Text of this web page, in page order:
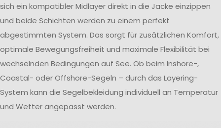
sich ein kompatibler Midlayer direkt in die Jacke einzippen
und beide Schichten werden zu einem perfekt
abgestimmten System. Das sorgt für zusätzlichen Komfort,
optimale Bewegungsfreiheit und maximale Flexibilität bei
wechselnden Bedingungen auf See. Ob beim Inshore-,
Coastal- oder Offshore-Segeln – durch das Layering-
System kann die Segelbekleidung individuell an Temperatur
und Wetter angepasst werden.